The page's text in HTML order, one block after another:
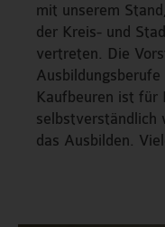
mit unserem
der Kreis- und
vertreten. Die
Kaufbeuren ist für
selbstverständlich
das Ausbilden.